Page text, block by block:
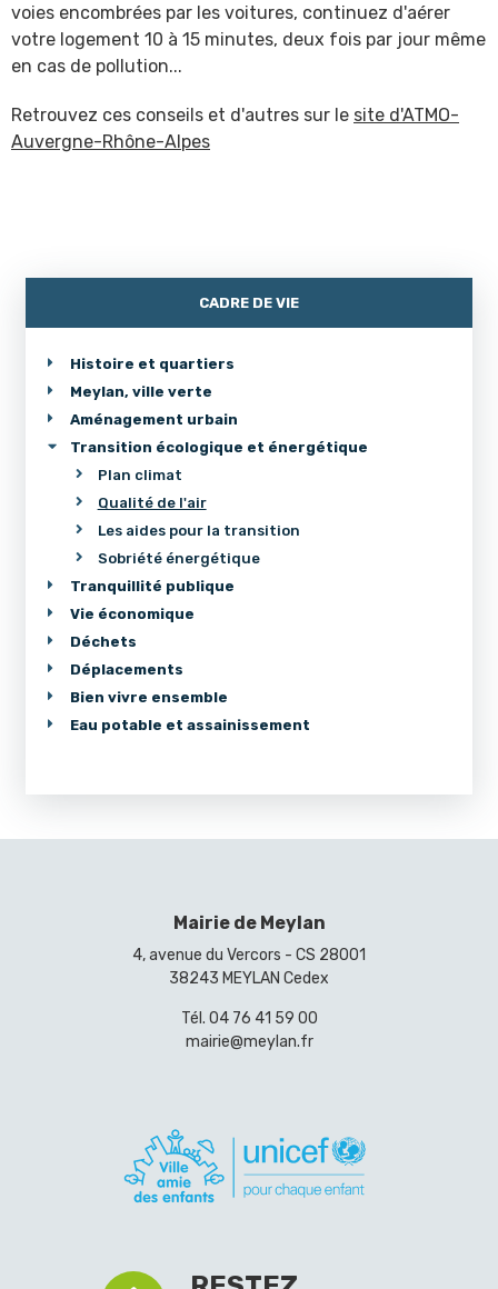
voies encombrées par les voitures, continuez d'aérer
votre logement 10 à 15 minutes, deux fois par jour même
en cas de pollution...
Retrouvez ces conseils et d'autres sur le site d'ATMO-
Auvergne-Rhône-Alpes
CADRE DE VIE
Histoire et quartiers
Meylan, ville verte
Aménagement urbain
Transition écologique et énergétique
Plan climat
Qualité de l'air
Les aides pour la transition
Sobriété énergétique
Tranquillité publique
Vie économique
Déchets
Déplacements
Bien vivre ensemble
Eau potable et assainissement
Mairie de Meylan
4, avenue du Vercors - CS 28001
38243 MEYLAN Cedex
Tél. 04 76 41 59 00
mairie@meylan.fr